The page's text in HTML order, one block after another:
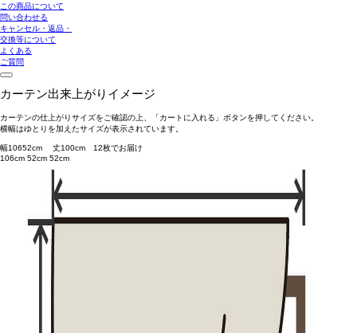
この商品について
問い合わせる
キャンセル・返品・
交換等について
よくある
ご質問
カーテン出来上がりイメージ
カーテンの仕上がりサイズをご確認の上、「カートに入れる」ボタンを押してください。
横幅はゆとりを加えたサイズが表示されています。
幅10652cm 丈100cm 12枚でお届け
106cm 52cm 52cm